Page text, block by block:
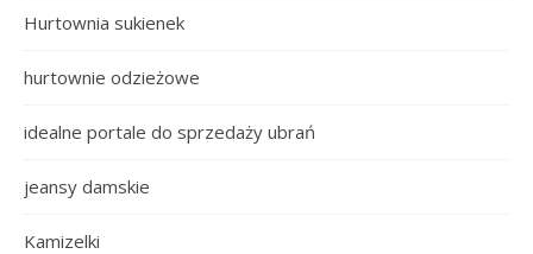
Hurtownia sukienek
hurtownie odzieżowe
idealne portale do sprzedaży ubrań
jeansy damskie
Kamizelki